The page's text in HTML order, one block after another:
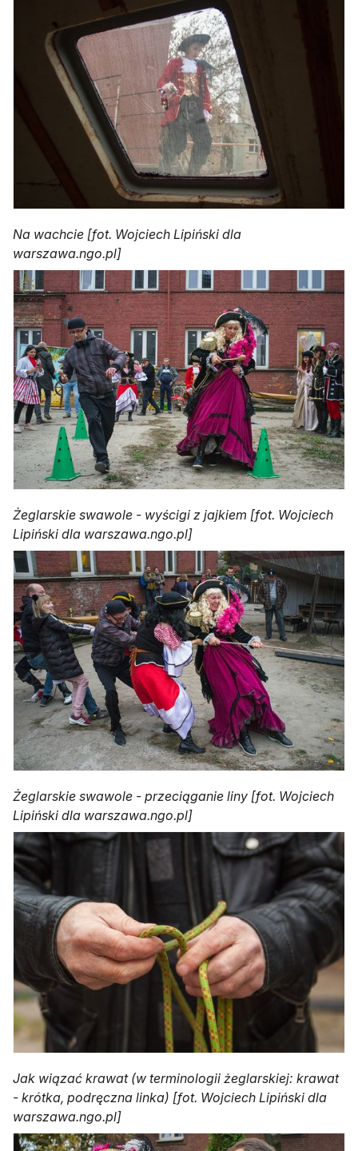
Na wachcie [fot. Wojciech Lipiński dla
warszawa.ngo.pl]
Żeglarskie swawole - wyścigi z jajkiem [fot. Wojciech
Lipiński dla warszawa.ngo.pl]
Żeglarskie swawole - przeciąganie liny [fot. Wojciech
Lipiński dla warszawa.ngo.pl]
Jak wiązać krawat (w terminologii żeglarskiej: krawat
- krótka, podręczna linka) [fot. Wojciech Lipiński dla
warszawa.ngo.pl]